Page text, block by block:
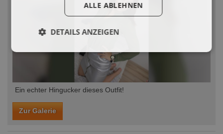
Ein echter Hingucker dieses Outfit!
Zur Galerie
ALLE ABLEHNEN
DETAILS ANZEIGEN